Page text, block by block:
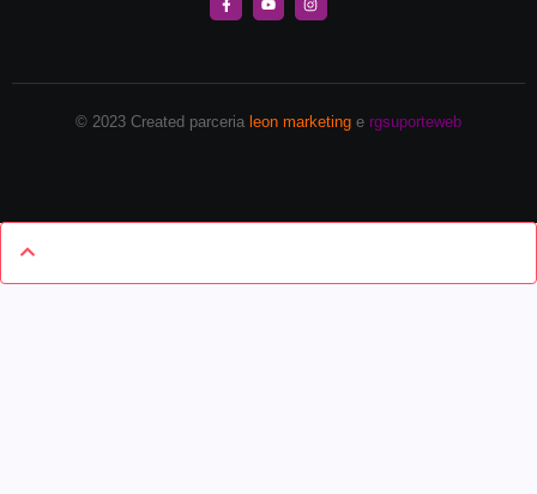
© 2023 Created parceria leon marketing e rgsuporteweb